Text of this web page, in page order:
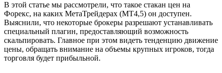
В этой статье мы рассмотрели, что такое стакан цен на
Форекс, на каких МетаТрейдерах (МТ4,5) он доступен.
Выяснили, что некоторые брокеры разрешают устанавливать
специальный плагин, предоставляющий возможность
скальпировать. Главное при этом видеть тенденцию движение
цены, обращать внимание на объемы крупных игроков, тогда
торговля будет прибыльной.